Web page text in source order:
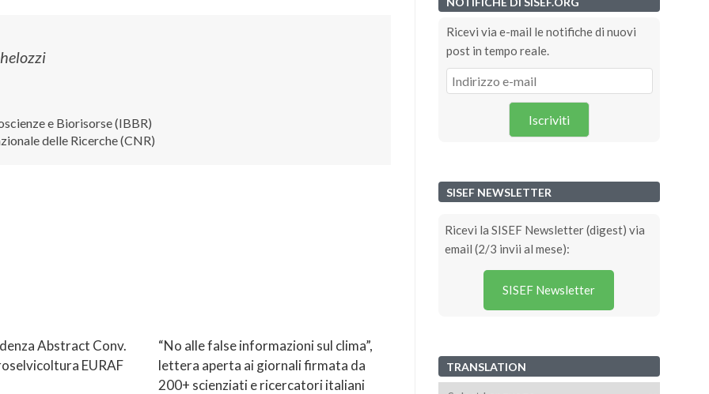
e Biorisorse (IBBR)
delle Ricerche (CNR)
Abstract Conv.
EURAF
“No alle false informazioni sul clima”,
lettera aperta ai giornali firmata da
200+ scienziati e ricercatori italiani
Ricevi via e-mail le notifiche di nuovi
post in tempo reale.
Iscriviti
SISEF NEWSLETTER
Ricevi la SISEF Newsletter (digest) via
email (2/3 invii al mese):
SISEF Newsletter
TRANSLATION